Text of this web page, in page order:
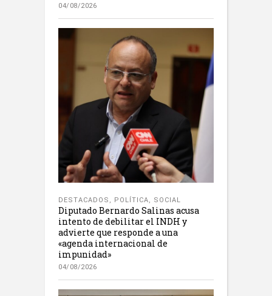
04/08/2026
DESTACADOS , POLÍTICA, SOCIAL
Diputado Bernardo Salinas acusa
intento de debilitar el INDH y
advierte que responde a una
«agenda internacional de
impunidad»
04/08/2026